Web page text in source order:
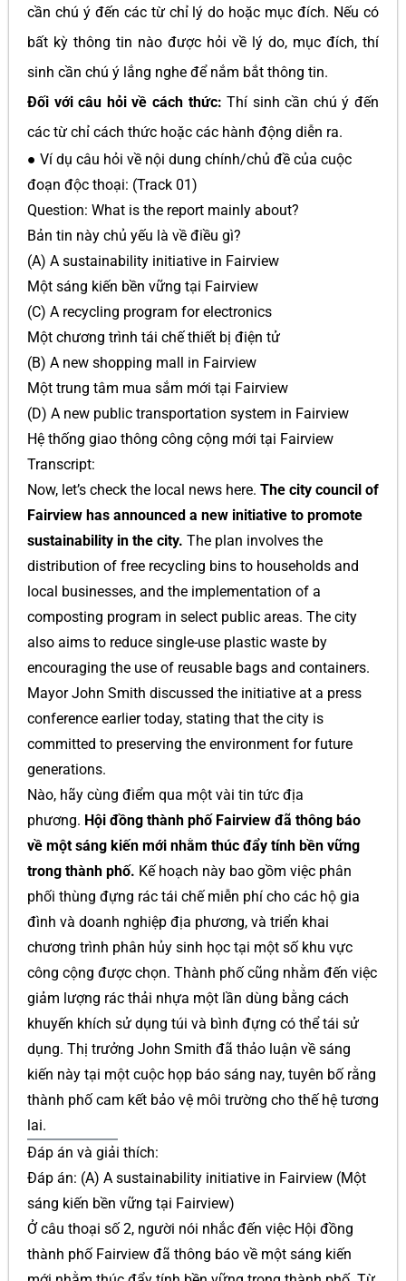
cần chú ý đến các từ chỉ lý do hoặc mục đích. Nếu có
bất kỳ thông tin nào được hỏi về lý do, mục đích, thí
sinh cần chú ý lắng nghe để nắm bắt thông tin.
Đối với câu hỏi về cách thức: Thí sinh cần chú ý đến
các từ chỉ cách thức hoặc các hành động diễn ra.
● Ví dụ câu hỏi về nội dung chính/chủ đề của cuộc
đoạn độc thoại: (Track 01)
Question: What is the report mainly about?
Bản tin này chủ yếu là về điều gì?
(A) A sustainability initiative in Fairview
Một sáng kiến bền vững tại Fairview
(C) A recycling program for electronics
Một chương trình tái chế thiết bị điện tử
(B) A new shopping mall in Fairview
Một trung tâm mua sắm mới tại Fairview
(D) A new public transportation system in Fairview
Hệ thống giao thông công cộng mới tại Fairview
Transcript:
Now, let’s check the local news here. The city council of
Fairview has announced a new initiative to promote
sustainability in the city. The plan involves the
distribution of free recycling bins to households and
local businesses, and the implementation of a
composting program in select public areas. The city
also aims to reduce single-use plastic waste by
encouraging the use of reusable bags and containers.
Mayor John Smith discussed the initiative at a press
conference earlier today, stating that the city is
committed to preserving the environment for future
generations.
Nào, hãy cùng điểm qua một vài tin tức địa
phương. Hội đồng thành phố Fairview đã thông báo
về một sáng kiến mới nhằm thúc đẩy tính bền vững
trong thành phố. Kế hoạch này bao gồm việc phân
phối thùng đựng rác tái chế miễn phí cho các hộ gia
đình và doanh nghiệp địa phương, và triển khai
chương trình phân hủy sinh học tại một số khu vực
công cộng được chọn. Thành phố cũng nhằm đến việc
giảm lượng rác thải nhựa một lần dùng bằng cách
khuyến khích sử dụng túi và bình đựng có thể tái sử
dụng. Thị trưởng John Smith đã thảo luận về sáng
kiến này tại một cuộc họp báo sáng nay, tuyên bố rằng
thành phố cam kết bảo vệ môi trường cho thế hệ tương
lai.
Đáp án và giải thích:
Đáp án: (A) A sustainability initiative in Fairview (Một
sáng kiến bền vững tại Fairview)
Ở câu thoại số 2, người nói nhắc đến việc Hội đồng
thành phố Fairview đã thông báo về một sáng kiến